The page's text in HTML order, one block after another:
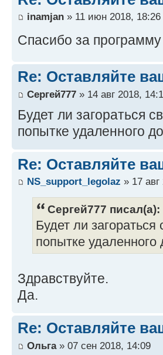
inamjan » 11 июн 2018, 18:26
Спасибо за
Re: Оставляйте
Сергей777 » 14 авг 2018,
Будет ли загораться
попытке удаленного
Re: Оставляйте
NS_support_legolaz » 17
Сергей777 писал(а):
Будет ли
попытке удаленного
Здравствуйте.
Да.
Re: Оставляйте
Ольга» 07 сен 2018, 14:09